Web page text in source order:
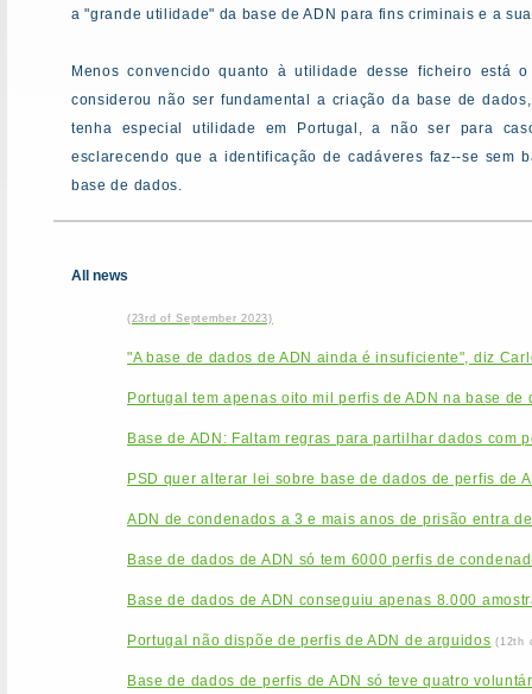
a "grande utilidade" da base de ADN para fins criminais e a
Menos convencido quanto à utilidade desse ficheiro está
considerou não ser fundamental a criação da base de
tenha especial utilidade em Portugal, a não ser para
esclarecendo que a identificação de cadáveres faz--se sem
base de dados.
All news
(23rd of September 2023)
"A base de dados de ADN ainda é insuficiente", diz
Portugal tem apenas oito mil perfis de ADN na base de
Base de ADN: Faltam regras para partilhar dados com
PSD quer alterar lei sobre base de dados de perfis de
ADN de condenados a 3 e mais anos de prisão entra
Base de dados de ADN só tem 6000 perfis de
Base de dados de ADN conseguiu apenas 8.000
Portugal não dispõe de perfis de ADN de arguidos (12th
Base de dados de perfis de ADN só teve quatro